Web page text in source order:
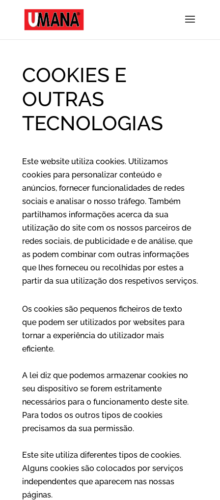
COOKIES E
OUTRAS
TECNOLOGIAS
Este website utiliza cookies. Utilizamos
cookies para personalizar conteúdo e
anúncios, fornecer funcionalidades de redes
sociais e analisar o nosso tráfego. Também
partilhamos informações acerca da sua
utilização do site com os nossos parceiros de
redes sociais, de publicidade e de análise, que
as podem combinar com outras informações
que lhes forneceu ou recolhidas por estes a
partir da sua utilização dos respetivos serviços.
Os cookies são pequenos ficheiros de texto
que podem ser utilizados por websites para
tornar a experiência do utilizador mais
eficiente.
A lei diz que podemos armazenar cookies no
seu dispositivo se forem estritamente
necessários para o funcionamento deste site.
Para todos os outros tipos de cookies
precisamos da sua permissão.
Este site utiliza diferentes tipos de cookies.
Alguns cookies são colocados por serviços
independentes que aparecem nas nossas
páginas.